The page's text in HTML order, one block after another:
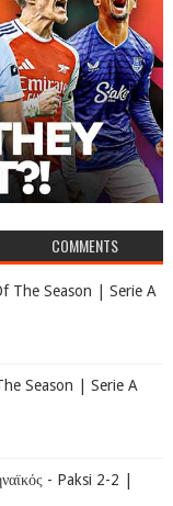
COMMENTS
The Season | Serie A
Season | Serie A
- Paksi 2-2 |